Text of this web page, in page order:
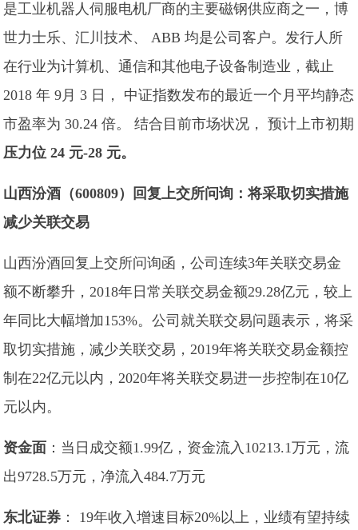
是工业机器人伺服电机厂商的主要磁钢供应商之一，博
世力士乐、汇川技术、 ABB 均是公司客户。发行人所
在行业为计算机、通信和其他电子设备制造业，截止
2018 年 9月 3 日， 中证指数发布的最近一个月平均静态
市盈率为 30.24 倍。 结合目前市场状况， 预计上市初期
压力位 24 元-28 元。
山西汾酒（600809）回复上交所问询：将采取切实措施
减少关联交易
山西汾酒回复上交所问询函，公司连续3年关联交易金
额不断攀升，2018年日常关联交易金额29.28亿元，较上
年同比大幅增加153%。公司就关联交易问题表示，将采
取切实措施，减少关联交易，2019年将关联交易金额控
制在22亿元以内，2020年将关联交易进一步控制在10亿
元以内。
资金面 ：当日成交额1.99亿，资金流入10213.1万元，流
出9728.5万元，净流入484.7万元
东北证券 ： 19年收入增速目标20%以上，业绩有望持续